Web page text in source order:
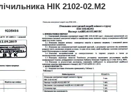
НІК 2102-02.M2